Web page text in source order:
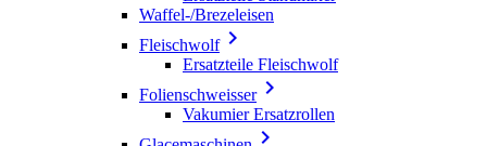
Waffel-/Brezeleisen
Fleischwolf
Ersatzteile Fleischwolf
Folienschweisser
Vakumier Ersatzrollen
